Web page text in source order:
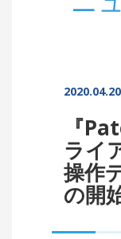
2020.04.20
『
ライ
操作
の開